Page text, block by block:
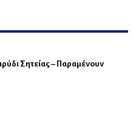
Σητείας – Παραμένουν